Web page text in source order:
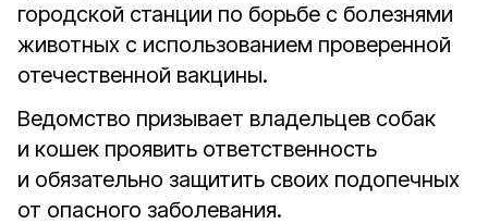
городской станции по борьбе с болезнями
животных с использованием проверенной
отечественной вакцины.
Ведомство призывает владельцев собак
и кошек проявить ответственность
и обязательно защитить своих подопечных
от опасного заболевания.